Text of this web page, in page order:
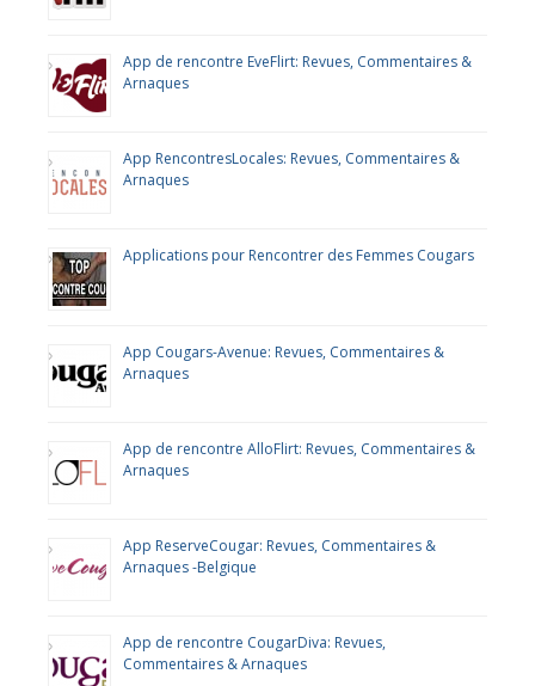
App de rencontre EveFlirt: Revues, Commentaires &
Arnaques
App RencontresLocales: Revues, Commentaires &
Arnaques
Applications pour Rencontrer des Femmes Cougars
App Cougars-Avenue: Revues, Commentaires &
Arnaques
App de rencontre AlloFlirt: Revues, Commentaires &
Arnaques
App ReserveCougar: Revues, Commentaires &
Arnaques -Belgique
App de rencontre CougarDiva: Revues,
Commentaires & Arnaques